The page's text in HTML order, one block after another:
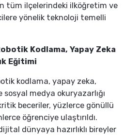
tüm ilçelerindeki ilköğretim ve
yönelik teknoloji temelli
Kodlama, Yapay Zeka
Eğitimi
kodlama, yapay zeka,
medya okuryazarlığı
beceriler, yüzlerce gönüllü
öğrenciye ulaştırıldı.
dünyaya hazırlıklı bireyler